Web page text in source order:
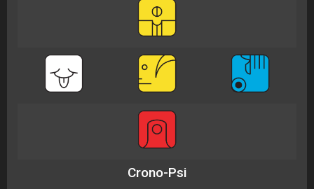
Crono-Psi